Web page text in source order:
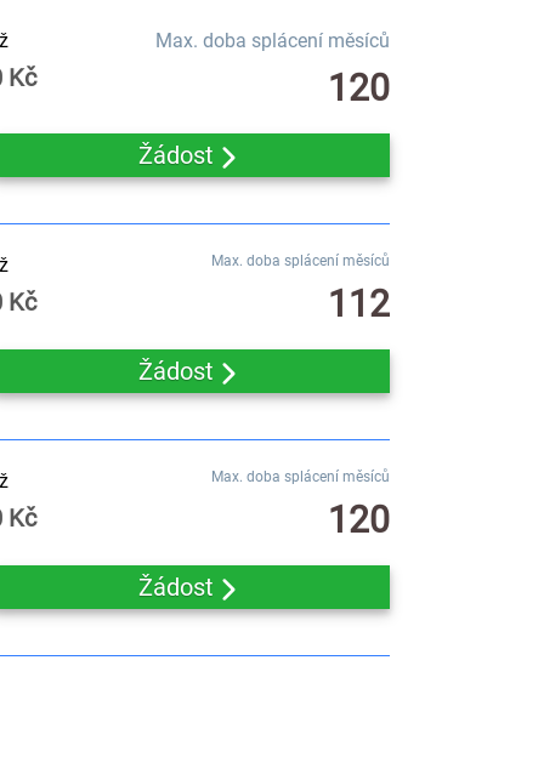
Kč
Max. doba splácení měsíců
120
Žádost
Kč
Max. doba splácení měsíců
112
Žádost
Kč
Max. doba splácení měsíců
120
Žádost